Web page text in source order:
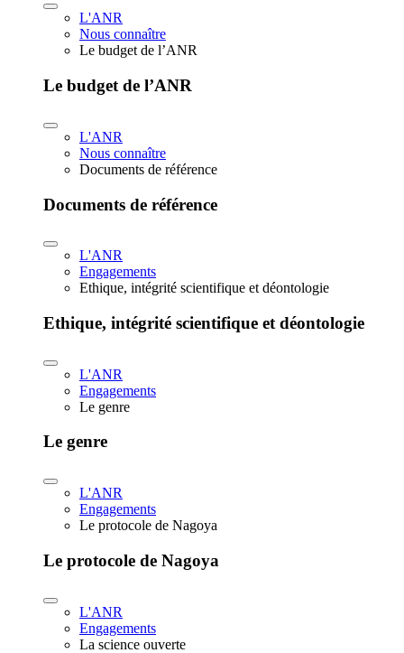
L'ANR
Nous connaître
Le budget de l’ANR
Le budget de l’ANR
L'ANR
Nous connaître
Documents de référence
Documents de référence
L'ANR
Engagements
Ethique, intégrité scientifique et déontologie
Ethique, intégrité scientifique et déontologie
L'ANR
Engagements
Le genre
Le genre
L'ANR
Engagements
Le protocole de Nagoya
Le protocole de Nagoya
L'ANR
Engagements
La science ouverte